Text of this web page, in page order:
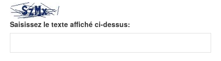
Saisissez le texte affiché ci-dessus: